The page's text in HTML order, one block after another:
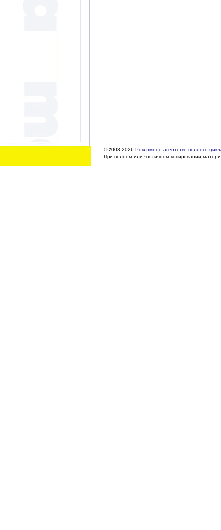
© 2003-2026 Рекламное агентство полного
При полном или частичном копировании